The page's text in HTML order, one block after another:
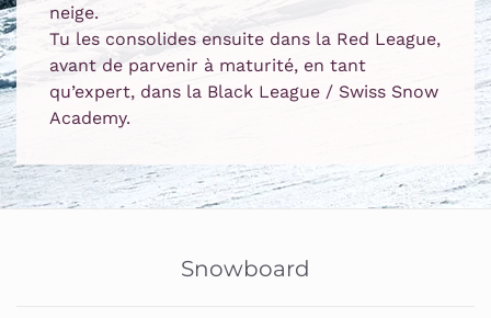
neige.
Tu les consolides ensuite dans la Red League,
avant de parvenir à maturité, en tant
qu’expert, dans la Black League / Swiss Snow
Academy.
Snowboard